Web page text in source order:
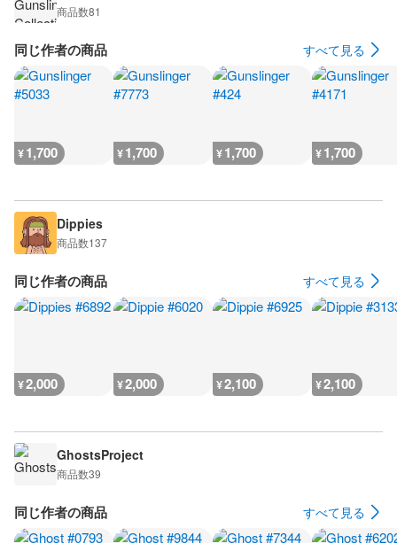
商品数81
同じ作者の商品 すべて見る
¥1,700 ¥1,700 ¥1,700 ¥1,700
Dippies
商品数137
同じ作者の商品 すべて見る
¥2,000 ¥2,000 ¥2,100 ¥2,100
GhostsProject
商品数39
同じ作者の商品 すべて見る